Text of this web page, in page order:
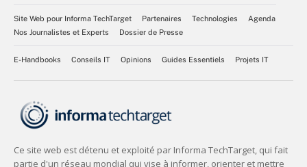
Site Web pour Informa TechTarget Partenaires Technologies
Agenda
Nos Journalistes et Experts
Dossier de Presse
E-Handbooks Conseils IT Opinions Guides Essentiels Projets IT